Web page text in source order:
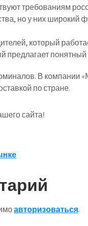
требованиям
но у них широкий
который
предлагает
В компании
по стране.
сайта!
авторизоваться.